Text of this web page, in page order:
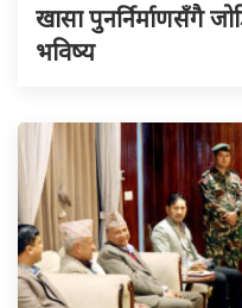
खासा पुनर्निर्माणसँगै
भविष्य